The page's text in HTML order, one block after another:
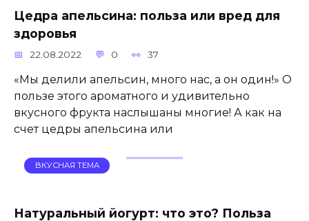
Цедра апельсина: польза или вред для
здоровья
22.08.2022 0 37
«Мы делили апельсин, много нас, а он один!» О
пользе этого ароматного и удивительно
вкусного фрукта наслышаны многие! А как на
счет цедры апельсина или
ВКУСНАЯ ТЕМА
Натуральный йогурт: что это? Польза